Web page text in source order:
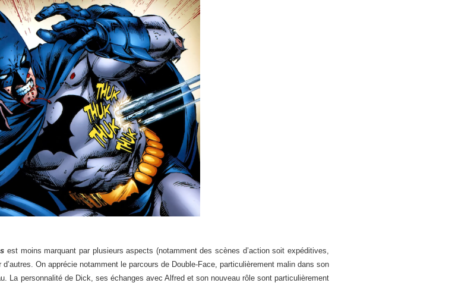
est moins marquant par plusieurs aspects (notamment des scènes d’action soit expéditives,
On apprécie notamment le parcours de Double-Face, particulièrement malin dans son
La personnalité de Dick, ses échanges avec Alfred et son nouveau rôle sont particulièrement